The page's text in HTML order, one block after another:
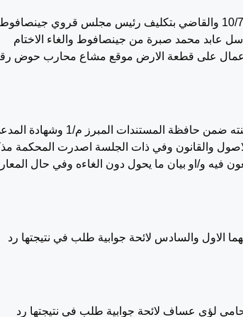
القرار الصادر عن مدير الحكم المحلي بقلقيلية بتاريخ 10/7/2016 والقاضي بتكليف رئيس مجلس قروي جينصافوط
باسل عابد محمد صبرة من جينصافوط والغاء الاختام
في جلسة 6/9/2016 كرر وكيل المستدعيان لائحة الدعوى وقدم بينته ضمن حافظة المستندات المبرز م/
والقانون وفي ذات الجلسة اصدرت المحكمة
فيه و/او بيان ما يحول دون الغاءه وفي حال
عليهما الاول والسادس لائحة جوابية طلب في نتيجتها رد
المحامي لؤي عساف لائحة جوابية طلب في نتيجتها رد